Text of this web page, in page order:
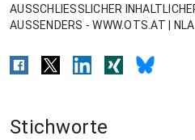
AUSSCHLIESSLICHER
AUSSENDERS - WWW.OTS.AT | NLA
Stichworte